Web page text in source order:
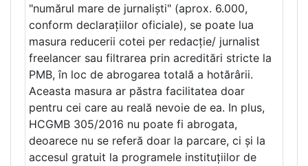
"numărul mare de jurnaliști" (aprox. 6.000,
conform declarațiilor oficiale), se poate lua
masura reducerii cotei per redacție/ jurnalist
freelancer sau filtrarea prin acreditări stricte la
PMB, în loc de abrogarea totală a hotărârii.
Aceasta masura ar păstra facilitatea doar
pentru cei care au reală nevoie de ea. In plus,
HCGMB 305/2016 nu poate fi abrogata,
deoarece nu se referă doar la parcare, ci și la
accesul gratuit la programele instituțiilor de